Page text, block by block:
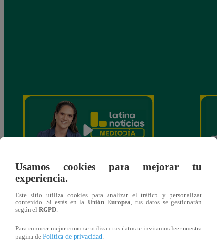
Latina Noticias, edición mediodía:
encuesta de hoy, miércoles 1 de abril
Usamos cookies para mejorar tu
experiencia.
Este sitio utiliza cookies para analizar el tráfico y personalizar
contenido. Si estás en la Unión Europea , tus datos se gestionarán
según el RGPD
Para conocer mejor como se utilizan tus datos te invitamos leer nuestra
pagina de Política de privacidad